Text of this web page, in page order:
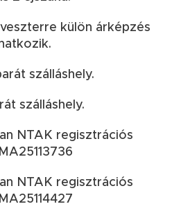
külön árképzés
szálláshely.
szálláshely.
NTAK regisztrációs
NTAK regisztrációs